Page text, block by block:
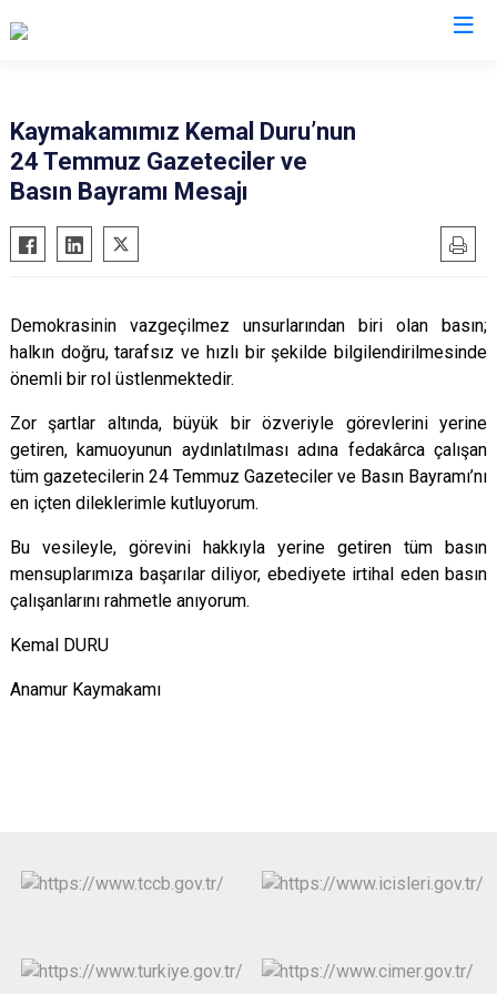
Anamur
Bozyazı
Gülnar
Mut
Silifke
Yenişehir
Kaymakamımız Kemal Duru’nun
24 Temmuz Gazeteciler ve
Basın Bayramı Mesajı
Demokrasinin vazgeçilmez unsurlarından biri olan basın;
halkın doğru, tarafsız ve hızlı bir şekilde bilgilendirilmesinde
önemli bir rol üstlenmektedir.
Zor şartlar altında, büyük bir özveriyle görevlerini yerine
getiren, kamuoyunun aydınlatılması adına fedakârca çalışan
tüm gazetecilerin 24 Temmuz Gazeteciler ve Basın Bayramı’nı
en içten dileklerimle kutluyorum.
Bu vesileyle, görevini hakkıyla yerine getiren tüm basın
mensuplarımıza başarılar diliyor, ebediyete irtihal eden basın
çalışanlarını rahmetle anıyorum.
Kemal DURU
Anamur Kaymakamı